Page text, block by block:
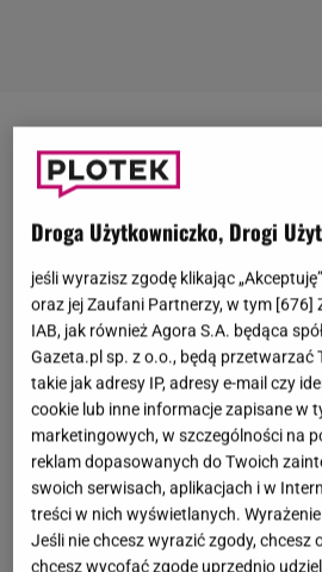
Dominika Chorosińska
rządów tej partii pełniła funkcję
politycznej działalności kobieta
jeszcze za sprawą udziału w
burzliwej przeszłości związanej
małżeństwem. Chorosińska
wdać się w romans ze
że zawsze podkreślała, że
katolickiej rodziny. Małżonek
wybaczył. Temat rodziny
kontrowersyjny, co może
pojawiające się pod jej wpisami
Droga Użytkowniczko, Drogi
jeśli wyrazisz zgodę klikając
oraz jej Zaufani Partnerzy, w tym [676]
IAB, jak również Agora S.A. będąca
Gazeta.pl sp. z o.o., będą przetwarzać
takie jak adresy IP, adresy e-mail czy
cookie lub inne informacje zapisane w
marketingowych, w szczególności na
reklam dopasowanych do Twoich
swoich serwisach, aplikacjach i w
treści w nich wyświetlanych.
Jeśli nie chcesz wyrazić zgody, chcesz
chcesz wycofać zgodę uprzednio